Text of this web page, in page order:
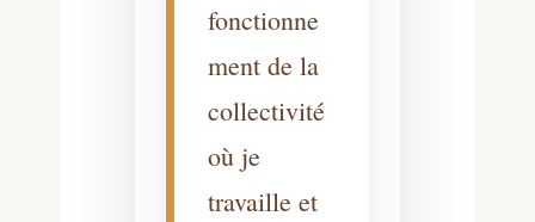
fonctionne
ment de la
collectivité
où je
travaille et